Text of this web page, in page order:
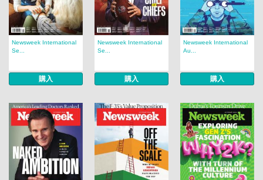
Newsweek International
Se...
購入
Newsweek International
Se...
購入
Newsweek International
Au...
購入